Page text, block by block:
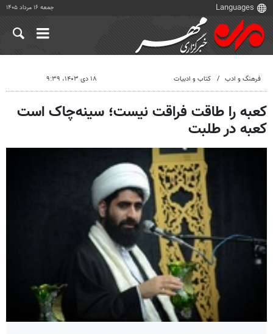
جمعه ۱۶ مرداد ۱۴۰۵
فرهنگ و ادب کتاب و ادبیات ۱۸ دی ۱۴۰۳، ۹:۳۹
کعبه را طاقت فراقت نیست؛ سینه‌چاک است
کعبه در طلبت